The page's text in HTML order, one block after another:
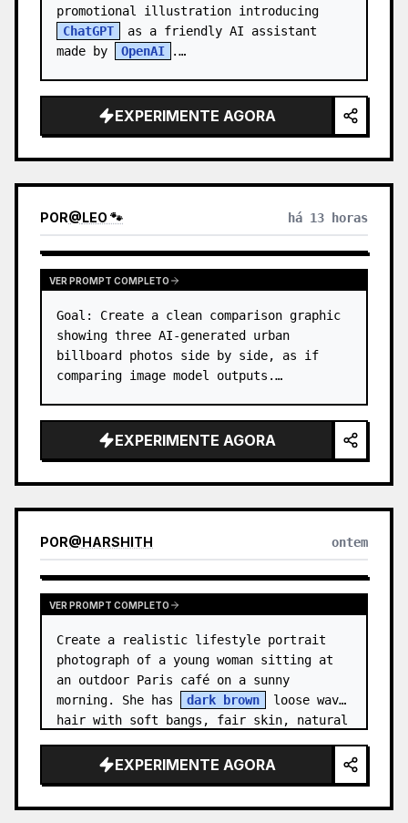
ChatGPT
as a friendly AI assistant
made by
OpenAI .
office setting…EXPERIMENTE AGORA
POR@LEO 🐾 há 13 horas
VER PROMPT COMPLETO
Goal: Create a clean comparison graphic
showing three AI-generated urban
billboard photos side by side, as if
comparing image model outputs.
with a warm off-white background and
generous margins. …
EXPERIMENTE AGORA
POR@HARSHITH ontem
VER PROMPT COMPLETO
Create a realistic lifestyle portrait
photograph of a young woman sitting at
an outdoor Paris café on a sunny
morning. She has
dark brown
loose wavy
hair with soft bangs, fair skin, natural
EXPERIMENTE AGORA